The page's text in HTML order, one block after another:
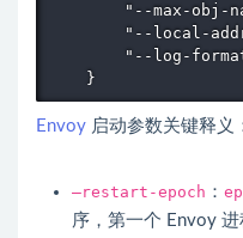
"--max-obj-
"--local-
"--log-
Envoy 启动参数关键释义
–restart-epoch ：
序，第一个 Envoy 进